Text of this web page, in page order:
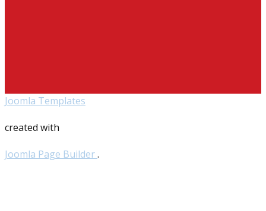
Joomla Templates
created with
Joomla Page Builder.